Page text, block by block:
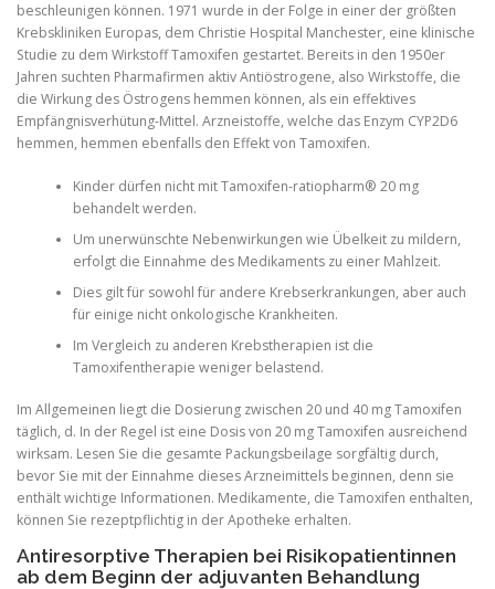
beschleunigen können. 1971 wurde in der Folge in einer der größten
Krebskliniken Europas, dem Christie Hospital Manchester, eine klinische
Studie zu dem Wirkstoff Tamoxifen gestartet. Bereits in den 1950er
Jahren suchten Pharmafirmen aktiv Antiöstrogene, also Wirkstoffe, die
die Wirkung des Östrogens hemmen können, als ein effektives
Empfängnisverhütung-Mittel. Arzneistoffe, welche das Enzym CYP2D6
hemmen, hemmen ebenfalls den Effekt von Tamoxifen.
Kinder dürfen nicht mit Tamoxifen-ratiopharm® 20 mg
behandelt werden.
Um unerwünschte Nebenwirkungen wie Übelkeit zu mildern,
erfolgt die Einnahme des Medikaments zu einer Mahlzeit.
Dies gilt für sowohl für andere Krebserkrankungen, aber auch
für einige nicht onkologische Krankheiten.
Im Vergleich zu anderen Krebstherapien ist die
Tamoxifentherapie weniger belastend.
Im Allgemeinen liegt die Dosierung zwischen 20 und 40 mg Tamoxifen
täglich, d. In der Regel ist eine Dosis von 20 mg Tamoxifen ausreichend
wirksam. Lesen Sie die gesamte Packungsbeilage sorgfältig durch,
bevor Sie mit der Einnahme dieses Arzneimittels beginnen, denn sie
enthält wichtige Informationen. Medikamente, die Tamoxifen enthalten,
können Sie rezeptpflichtig in der Apotheke erhalten.
Antiresorptive Therapien bei Risikopatientinnen
ab dem Beginn der adjuvanten Behandlung